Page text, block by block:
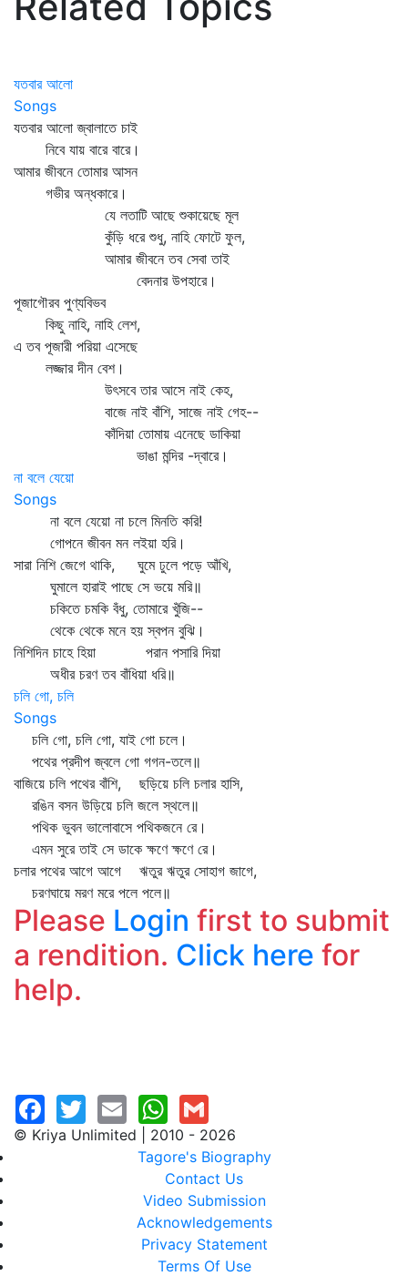
যতবার আলো
Songs
যতবার আলো জ্বালাতে চাই
নিবে যায় বারে বারে।
আমার জীবনে তোমার আসন
গভীর অন্ধকারে।
যে লতাটি আছে শুকায়েছে মূল
কুঁড়ি ধরে শুধু, নাহি ফোটে ফুল,
আমার জীবনে তব সেবা তাই
বেদনার উপহারে।
পূজাগৌরব পুণ্যবিভব
কিছু নাহি, নাহি লেশ,
এ তব পূজারী পরিয়া এসেছে
লজ্জার দীন বেশ।
উৎসবে তার আসে নাই কেহ,
বাজে নাই বাঁশি, সাজে নাই গেহ--
কাঁদিয়া তোমায় এনেছে ডাকিয়া
ভাঙা মন্দির -দ্বারে।
না বলে যেয়ো
Songs
না বলে যেয়ো না চলে মিনতি করি!
গোপনে জীবন মন লইয়া হরি।
সারা নিশি জেগে থাকি, ঘুমে ঢুলে পড়ে আঁখি,
ঘুমালে হারাই পাছে সে ভয়ে মরি॥
চকিতে চমকি বঁধু, তোমারে খুঁজি--
থেকে থেকে মনে হয় স্বপন বুঝি।
নিশিদিন চাহে হিয়া পরান পসারি দিয়া
অধীর চরণ তব বাঁধিয়া ধরি॥
চলি গো, চলি
Songs
চলি গো, চলি গো, যাই গো চলে।
পথের প্রদীপ জ্বলে গো গগন-তলে॥
বাজিয়ে চলি পথের বাঁশি, ছড়িয়ে চলি চলার হাসি,
রঙিন বসন উড়িয়ে চলি জলে স্থলে॥
পথিক ভুবন ভালোবাসে পথিকজনে রে।
এমন সুরে তাই সে ডাকে ক্ষণে ক্ষণে রে।
চলার পথের আগে আগে ঋতুর ঋতুর সোহাগ জাগে,
চরণঘায়ে মরণ মরে পলে পলে॥
Please Login first to submit
a rendition. Click here for
help.
© Kriya Unlimited | 2010 - 2026
Tagore's Biography
Contact Us
Video Submission
Acknowledgements
Privacy Statement
Terms Of Use